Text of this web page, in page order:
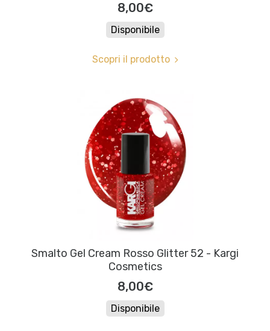
8,00€
Disponibile
Scopri il prodotto
Smalto Gel Cream Rosso Glitter 52 - Kargi
Cosmetics
8,00€
Disponibile